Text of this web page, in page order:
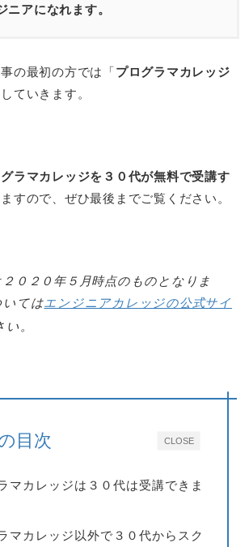
ニアになれます。
の最初の方では「プログラマカレッジ
ていきます。
ラマカレッジを３０代が無料で受講す
すので、ぜひ最後までご覧ください。
０２０年５月時点のものとなりま
いてはエンジニアカレッジの公式サイ
。
CLOSE
目次
マカレッジは３０代は受講できま
マカレッジ以外で３０代からスク